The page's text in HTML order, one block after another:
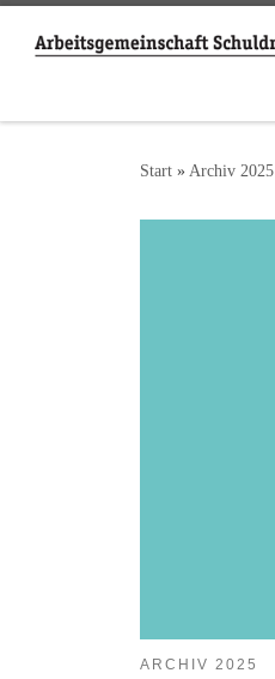
Zum Inhalt springen
Start » Archiv 2025
ARCHIV 2025